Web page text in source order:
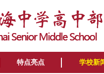
特点亮点 学校新